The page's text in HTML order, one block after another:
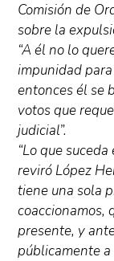
Comisión de
sobre la
“A él no lo
impunidad
entonces él se
votos que
judicial”.
“Lo que
reviró López
tiene una sola
coaccionamos,
presente, y
públicamente a